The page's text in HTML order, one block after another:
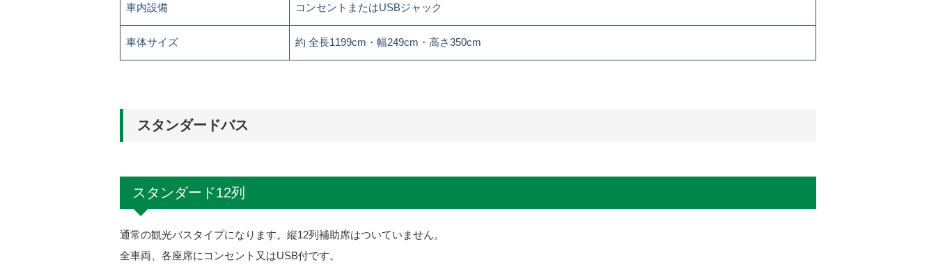
車内設備 コンセントまたはUSBジャック
車体サイズ 約 全長1199cm・幅249cm・高さ350cm
スタンダードバス
スタンダード12列
通常の観光バスタイプになります。縦12列補助席はついていません。
全車両、各座席にコンセント又はUSB付です。